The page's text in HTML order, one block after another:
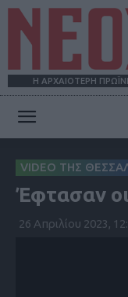
Η ΑΡΧΑΙΟΤΕΡΗ
VIDEO ΤΗΣ
Έφτασαν
26 Απριλίου 2023,